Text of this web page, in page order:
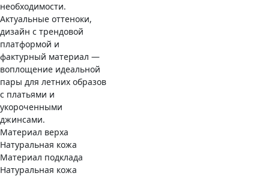
необходимости.
Актуальные оттеноки,
дизайн с трендовой
платформой и
фактурный материал —
воплощение идеальной
пары для летних образов
с платьями и
укороченными
джинсами.
Материал верха
Натуральная кожа
Материал подклада
Натуральная кожа